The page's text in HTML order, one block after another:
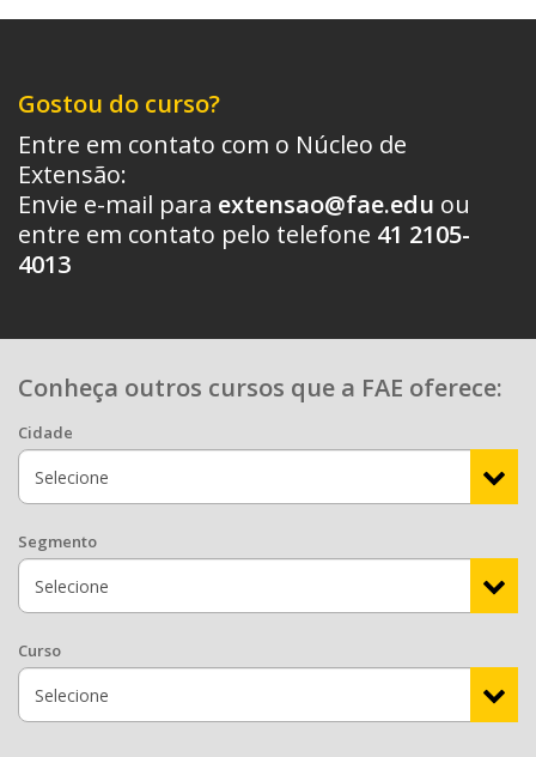
Gostou do curso?
Entre em contato com o Núcleo de
Extensão:
Envie e-mail para extensao@fae.edu ou
entre em contato pelo telefone 41 2105-
4013
Conheça outros cursos que a FAE oferece:
Cidade
Segmento
Curso